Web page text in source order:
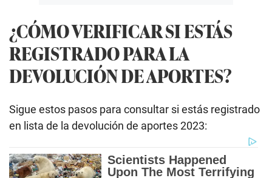
¿CÓMO VERIFICAR SI ESTÁS
REGISTRADO PARA LA
DEVOLUCIÓN DE APORTES?
Sigue estos pasos para consultar si estás registrado
en lista de la devolución de aportes 2023: